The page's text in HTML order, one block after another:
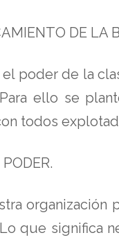
DE LA
el poder de la
ello se
todos
que significa